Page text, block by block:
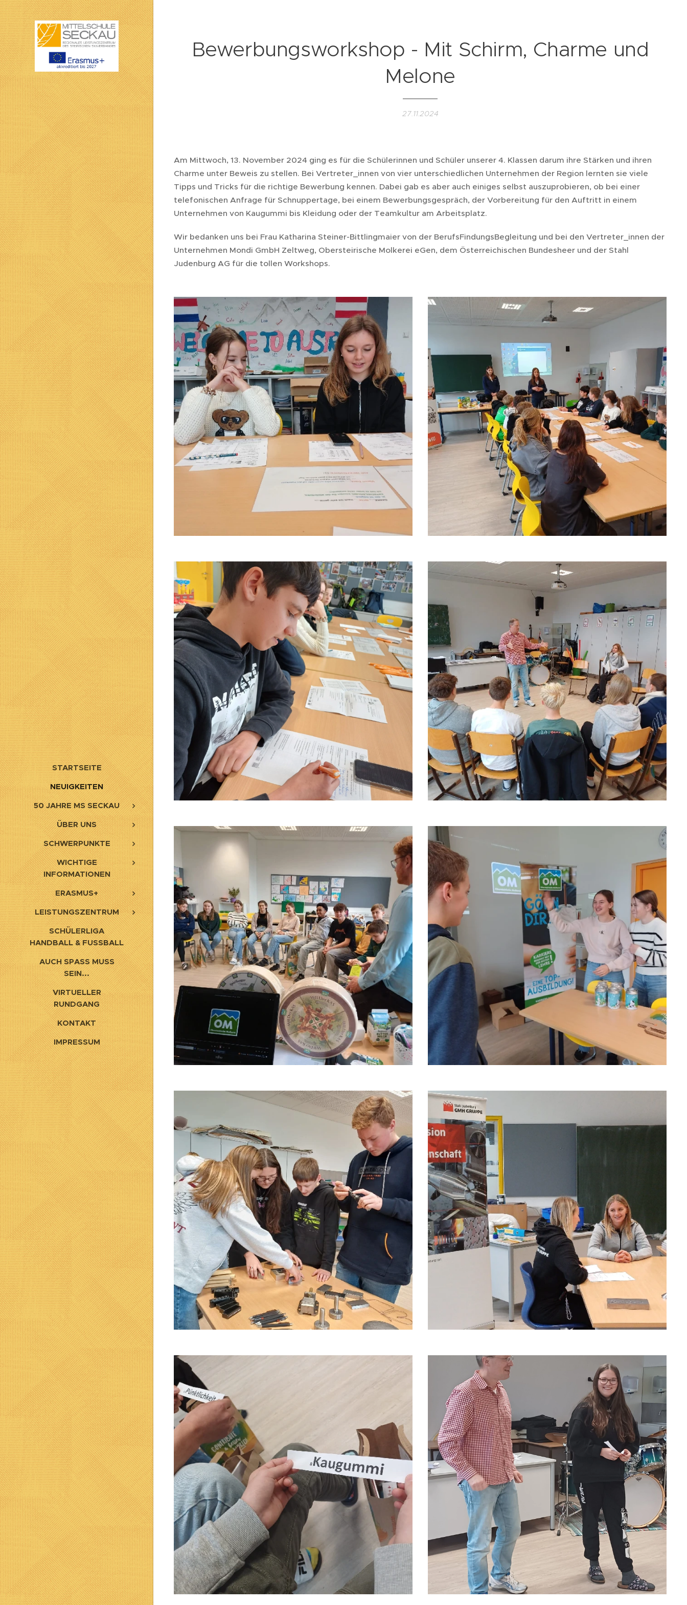
STARTSEITE
NEUIGKEITEN
50 JAHRE MS SECKAU
ÜBER UNS
SCHWERPUNKTE
WICHTIGE
INFORMATIONEN
ERASMUS+
LEISTUNGSZENTRUM
SCHÜLERLIGA
HANDBALL & FUSSBALL
AUCH SPASS MUSS S
EIN...
VIRTUELLER
RUNDGANG
KONTAKT
IMPRESSUM
Bewerbungsworkshop - Mit Schirm, Charme und
Melone
27.11.2024
Am Mittwoch, 13. November 2024 ging es für die Schülerinnen und Schüler unserer 4. Klassen darum ihre Stärken und ihren
Charme unter Beweis zu stellen. Bei Vertreter_innen von vier unterschiedlichen Unternehmen der Region lernten sie viele
Tipps und Tricks für die richtige Bewerbung kennen. Dabei gab es aber auch einiges selbst auszuprobieren, ob bei einer
telefonischen Anfrage für Schnuppertage, bei einem Bewerbungsgespräch, der Vorbereitung für den Auftritt in einem
Unternehmen von Kaugummi bis Kleidung oder der Teamkultur am Arbeitsplatz.
Wir bedanken uns bei Frau Katharina Steiner-Bittlingmaier von der BerufsFindungsBegleitung und bei den Vertreter_innen der
Unternehmen Mondi GmbH Zeltweg, Obersteirische Molkerei eGen, dem Österreichischen Bundesheer und der Stahl
Judenburg AG für die tollen Workshops.